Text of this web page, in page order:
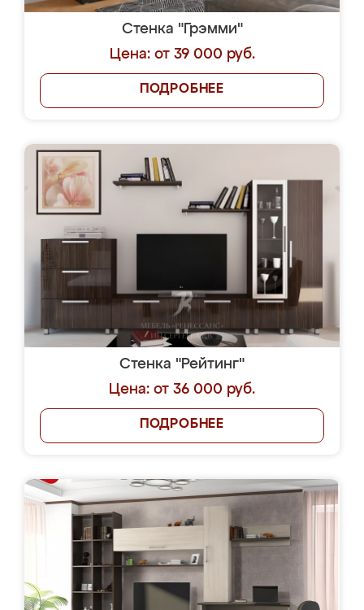
Стенка "Грэмми"
Цена: от 39 000 руб.
ПОДРОБНЕЕ
Стенка "Рейтинг"
Цена: от 36 000 руб.
ПОДРОБНЕЕ